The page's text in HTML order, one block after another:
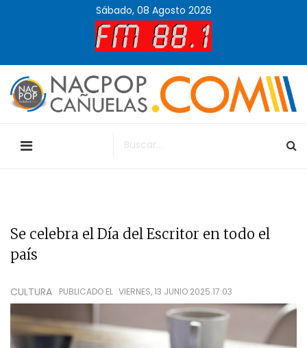
Sábado, 08 Agosto 2026
Se celebra el Día del Escritor en todo el
país
CULTURA PUBLICADO EL VIERNES, 13 JUNIO 2025 17:03